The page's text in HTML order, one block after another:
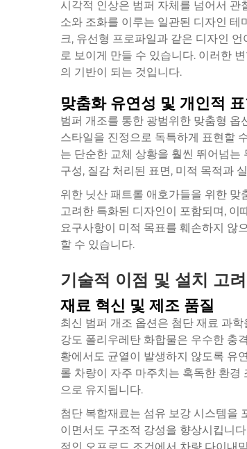
시각적 인상은 범퍼 자체를 넘어서 관
소와 조화를 이루는 일관된 디자인 테
크, 유선형 프로파일과 같은 디자인
로 보이게 만들 수 있습니다. 이러한
의 기반이 되는 것입니다.
맞춤화 유연성 및 개인적
범퍼 개조를 통한 광범위한 맞춤형
스타일을 진정으로 독특하게 표현할
는 단순한 교체 상황을 훨씬 뛰어넘는
구성, 질감 처리된 표면, 미적 목적과
위한 닛산 패트롤 애호가들을 위한 맞
고려한 특화된 디자인이 포함되며, 이
요구사항이 미적 목표를 훼손하지 않
할 수 있습니다.
기술적 이점 및 설치 고
재료 혁신 및 제조 품질
최신 범퍼 개조 옵션은 첨단 재료 과
강도 폴리우레탄 화합물은 우수한 충
황에서도 균열이 발생하지 않도록 유
롤 차량이 자주 마주치는 혹독한 환
으로 유지됩니다.
첨단 복합재료는 섬유 보강 시스템을
이면서도 구조적 강성을 향상시킵니